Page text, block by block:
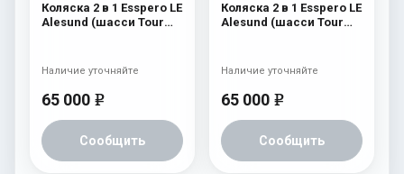
Коляска 2 в 1 Esspero LE
Alesund (шасси Tour
65 000 e
Сообщить
Наличие уточняйте
Коляска 2 в 1 Esspero LE
Alesund (шасси Tour
65 000 e
Сообщить
Наличие уточняйте